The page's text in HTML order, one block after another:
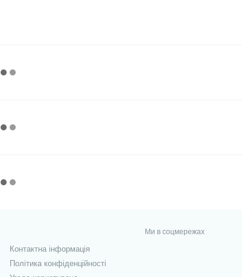
Контактна інформація
Політика конфіденційності
Ми в соцмережах